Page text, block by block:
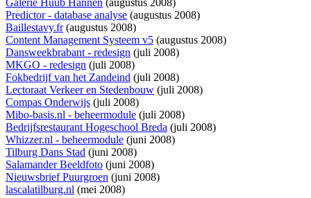
Galerie Huub Hannen (augustus 2008)
Predictor - database analyse (augustus 2008)
Baillestavy.fr(augustus 2008)
Content Management Systeem v5 (augustus 2008)
Dansweekbrabant - redesign (juli 2008)
MKGO - redesign (juli 2008)
Fokbedrijf van het Zandeind (juli 2008)
Lectoraat Verkeer en Stedenbouw (juli 2008)
Compas Onderwijs (juli 2008)
Mibo-basis.nl - beheermodule (juli 2008)
Bedrijfsrestaurant Hogeschool Breda (juli 2008)
Whizzer.nl - beheermodule (juni 2008)
Tilburg Dans Stad (juni 2008)
Salamander Beeldfoto (juni 2008)
Nieuwsbrief Puurgroen (juni 2008)
lascalatilburg.nl (mei 2008)